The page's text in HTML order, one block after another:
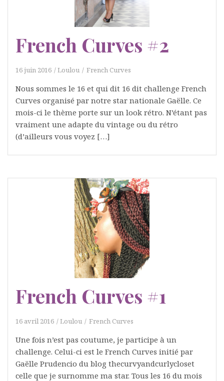
French Curves #2
16 juin 2016 Loulou French Curves
Nous sommes le 16 et qui dit 16 dit challenge French
Curves organisé par notre star nationale Gaëlle. Ce
mois-ci le thème porte sur un look rétro. N’étant pas
vraiment une adapte du vintage ou du rétro
(d’ailleurs vous voyez […]
French Curves #1
16 avril 2016 Loulou French Curves
Une fois n’est pas coutume, je participe à un
challenge. Celui-ci est le French Curves initié par
Gaëlle Prudencio du blog thecurvyandcurlycloset
celle que je surnomme ma star. Tous les 16 du mois